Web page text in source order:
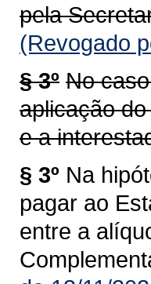
pela
(Revogado
§ 3º No
aplicação
e a
§ 3º Na
pagar ao
entre a